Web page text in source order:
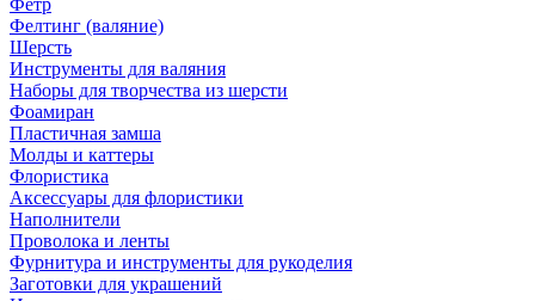
Фетр
Фелтинг (валяние)
Шерсть
Инструменты для валяния
Наборы для творчества из шерсти
Фоамиран
Пластичная замша
Молды и каттеры
Флористика
Аксессуары для флористики
Наполнители
Проволока и ленты
Фурнитура и инструменты для рукоделия
Заготовки для украшений